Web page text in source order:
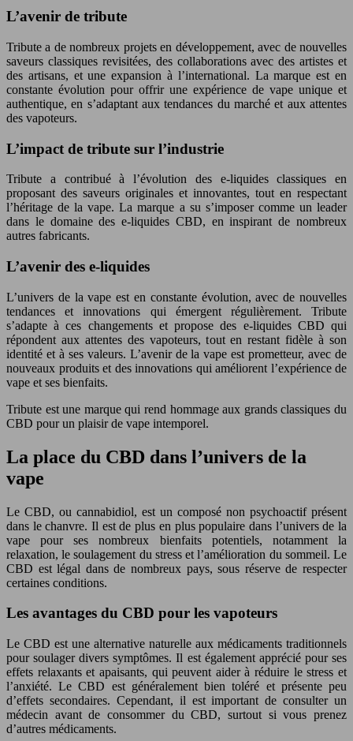
L’avenir de tribute
Tribute a de nombreux projets en développement, avec de nouvelles
saveurs classiques revisitées, des collaborations avec des artistes et
des artisans, et une expansion à l’international. La marque est en
constante évolution pour offrir une expérience de vape unique et
authentique, en s’adaptant aux tendances du marché et aux attentes
des vapoteurs.
L’impact de tribute sur l’industrie
Tribute a contribué à l’évolution des e-liquides classiques en
proposant des saveurs originales et innovantes, tout en respectant
l’héritage de la vape. La marque a su s’imposer comme un leader
dans le domaine des e-liquides CBD, en inspirant de nombreux
autres fabricants.
L’avenir des e-liquides
L’univers de la vape est en constante évolution, avec de nouvelles
tendances et innovations qui émergent régulièrement. Tribute
s’adapte à ces changements et propose des e-liquides CBD qui
répondent aux attentes des vapoteurs, tout en restant fidèle à son
identité et à ses valeurs. L’avenir de la vape est prometteur, avec de
nouveaux produits et des innovations qui améliorent l’expérience de
vape et ses bienfaits.
Tribute est une marque qui rend hommage aux grands classiques du
CBD pour un plaisir de vape intemporel.
La place du CBD dans l’univers de la
vape
Le CBD, ou cannabidiol, est un composé non psychoactif présent
dans le chanvre. Il est de plus en plus populaire dans l’univers de la
vape pour ses nombreux bienfaits potentiels, notamment la
relaxation, le soulagement du stress et l’amélioration du sommeil. Le
CBD est légal dans de nombreux pays, sous réserve de respecter
certaines conditions.
Les avantages du CBD pour les vapoteurs
Le CBD est une alternative naturelle aux médicaments traditionnels
pour soulager divers symptômes. Il est également apprécié pour ses
effets relaxants et apaisants, qui peuvent aider à réduire le stress et
l’anxiété. Le CBD est généralement bien toléré et présente peu
d’effets secondaires. Cependant, il est important de consulter un
médecin avant de consommer du CBD, surtout si vous prenez
d’autres médicaments.